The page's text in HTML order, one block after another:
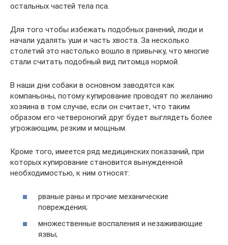
остальных частей тела пса.
Для того чтобы избежать подобных ранений, люди и
начали удалять уши и часть хвоста. За несколько
столетий это настолько вошло в привычку, что многие
стали считать подобный вид питомца нормой.
В наши дни собаки в основном заводятся как
компаньоны, потому купирование проводят по желанию
хозяина в том случае, если он считает, что таким
образом его четвероногий друг будет выглядеть более
угрожающим, резким и мощным.
Кроме того, имеется ряд медицинских показаний, при
которых купирование становится вынужденной
необходимостью, к ним относят:
рваные раны и прочие механические
повреждения;
множественные воспаления и незаживающие
язвы;